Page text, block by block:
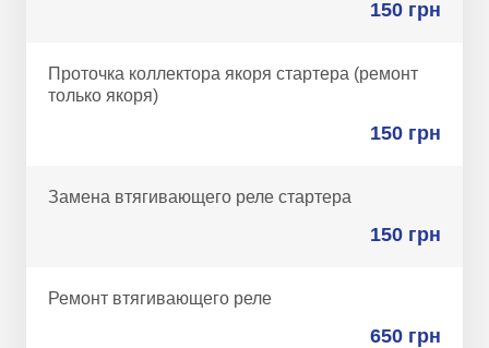
150 грн
Проточка коллектора якоря стартера (ремонт
только якоря)
150 грн
Замена втягивающего реле стартера
150 грн
Ремонт втягивающего реле
650 грн